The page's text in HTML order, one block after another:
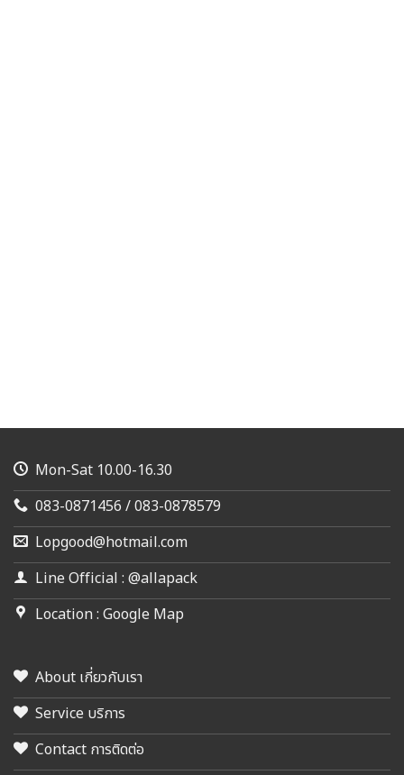
Mon-Sat 10.00-16.30
083-0871456 / 083-0878579
Lopgood@hotmail.com
Line Official : @allapack
Location : Google Map
About เกี่ยวกับเรา
Service บริการ
Contact การติดต่อ